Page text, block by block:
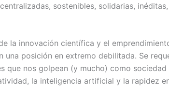
sostenibles, solidarias,
la innovación científica y el
posición en extremo debilitada. Se
nos golpean (y mucho) como sociedad
la inteligencia artificial y la rapidez